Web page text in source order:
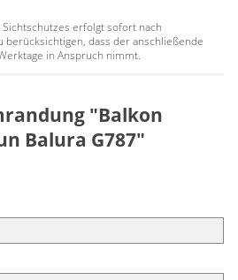
erfolgt sofort nach
berücksichtigen, dass der anschließende
in Anspruch nimmt.
"Balkon
Balura G787"